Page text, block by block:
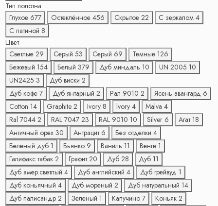
Тип полотна
Глухое 677 Остеклённое 456 Скрытое 22 С зеркалом 4
С патиной 8
Цвет
Светлые 29 Серый 53 Серый 69 Темные 126
Бежевый 154 Белый 379 Дуб миндаль 10 UN 2005 10
UN2425 3 Дуб виски 2
Дуб кофе 7 Дуб янтарный 2 Рал 9010 2 Ясень авангард 6
Cotton 14 Graphite 2 Ivory 8 lvory 4 Malva 4
Ral 7044 2 RAL 7047 23 RAL 9010 10 Silver 6 Агат 18
Античный орех 30 Антрацит 6 Без отделки 4
Беленый дуб 1 Бьянко 9 Ваниль 11 Венге 1
Галифакс табак 2 Графит 20 Дуб 28 Дуб 11
Дуб амер.светлый 4 Дуб английский 4 Дуб грейвуд 1
Дуб коньячный 4 Дуб мореный 2 Дуб натуральный 14
Дуб палисандр 2 Зеленый 1 Капучино 7 Коньяк 2